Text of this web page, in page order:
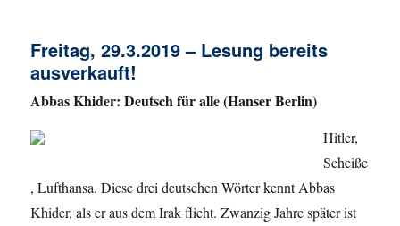
Freitag, 29.3.2019 – Lesung bereits
ausverkauft!
Abbas Khider: Deutsch für alle (Hanser Berlin)
Hitler,
Scheiße
, Lufthansa. Diese drei deutschen Wörter kennt Abbas
Khider, als er aus dem Irak flieht. Zwanzig Jahre später ist